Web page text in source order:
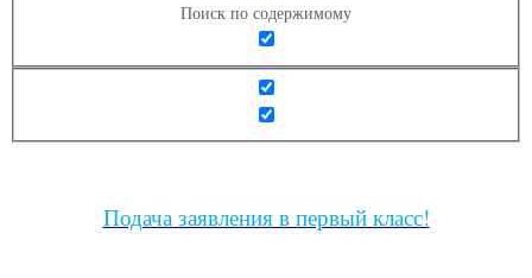
Поиск по содержимому
Подача заявления в первый класс!